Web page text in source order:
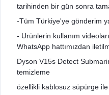
tarihinden bir gün sonra
-Tüm Türkiye'ye gönderim
- Urünlerin kullanım
WhatsApp hattımızdan
Dyson V15s Detect
temizleme
özellikli kablosuz süpürge